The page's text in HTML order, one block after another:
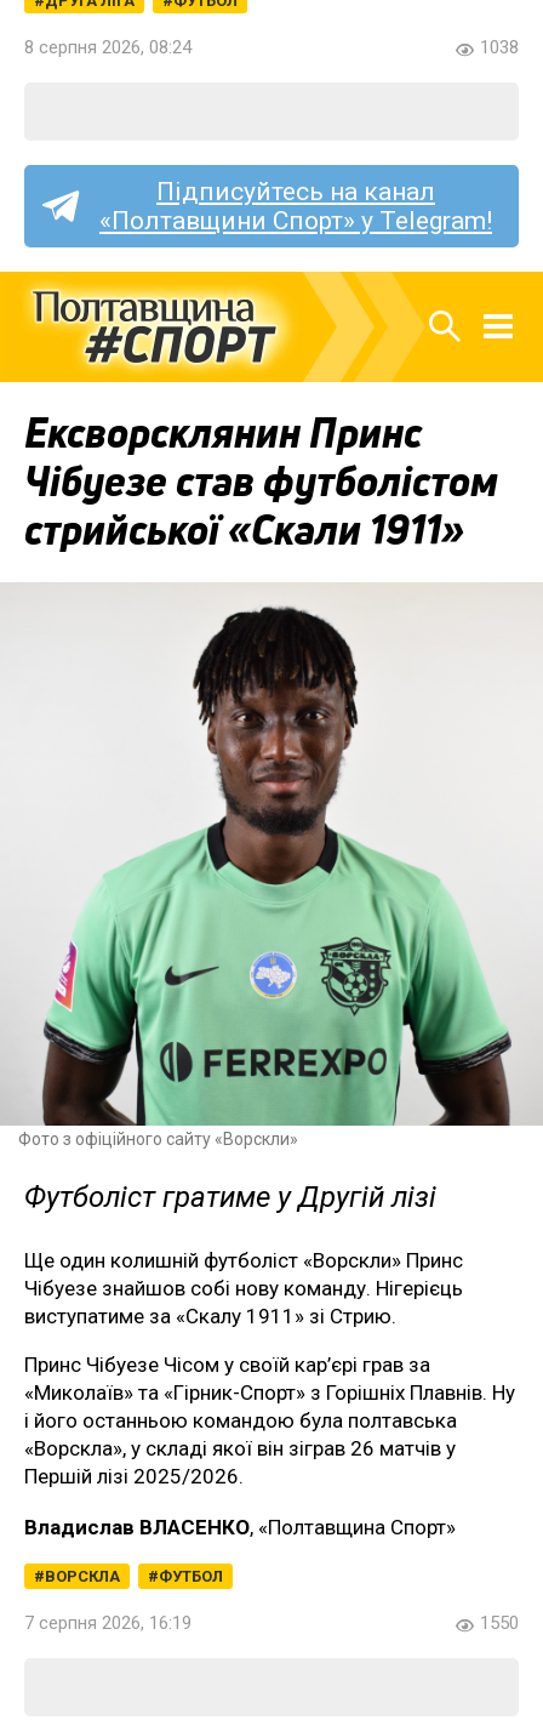
8 серпня 2026, 08:24 1038
Підписуйтесь на канал
«Полтавщини Спорт» у Telegram!
Ексворсклянин Принс
Чібуезе став футболістом
стрийської «Скали 1911»
Фото з офіційного сайту «Ворскли»
Футболіст гратиме у Другій лізі
Ще один колишній футболіст «Ворскли» Принс
Чібуезе знайшов собі нову команду. Нігерієць
виступатиме за «Скалу 1911» зі Стрию.
Принс Чібуезе Чісом у своїй кар’єрі грав за
«Миколаїв» та «Гірник-Спорт» з Горішніх Плавнів. Ну
і його останньою командою була полтавська
«Ворскла», у складі якої він зіграв 26 матчів у
Першій лізі 2025/2026.
Владислав ВЛАСЕНКО, «Полтавщина Спорт»
ВОРСКЛА ФУТБОЛ
7 серпня 2026, 16:19 1550